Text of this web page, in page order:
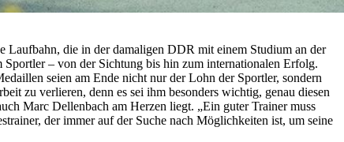
Laufbahn, die in der damaligen DDR mit einem Studium an der
– von der Sichtung bis hin zum internationalen Erfolg.
seien am Ende nicht nur der Lohn der Sportler, sondern
zu verlieren, denn es sei ihm besonders wichtig, genau diesen
Marc Dellenbach am Herzen liegt. „Ein guter Trainer muss
der immer auf der Suche nach Möglichkeiten ist, um seine